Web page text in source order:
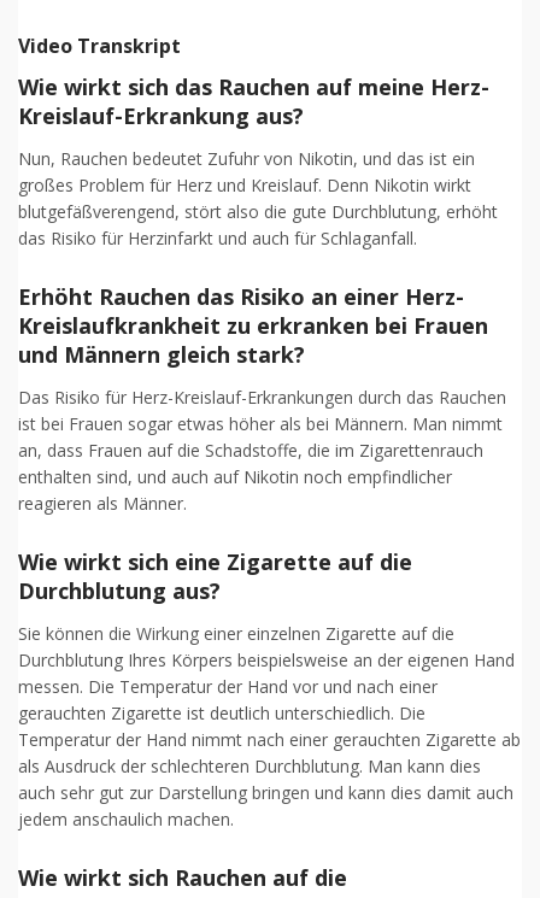
Video Transkript
Wie wirkt sich das Rauchen auf meine Herz-
Kreislauf-Erkrankung aus?
Nun, Rauchen bedeutet Zufuhr von Nikotin, und das ist ein
großes Problem für Herz und Kreislauf. Denn Nikotin wirkt
blutgefäßverengend, stört also die gute Durchblutung, erhöht
das Risiko für Herzinfarkt und auch für Schlaganfall.
Erhöht Rauchen das Risiko an einer Herz-
Kreislaufkrankheit zu erkranken bei Frauen
und Männern gleich stark?
Das Risiko für Herz-Kreislauf-Erkrankungen durch das Rauchen
ist bei Frauen sogar etwas höher als bei Männern. Man nimmt
an, dass Frauen auf die Schadstoffe, die im Zigarettenrauch
enthalten sind, und auch auf Nikotin noch empfindlicher
reagieren als Männer.
Wie wirkt sich eine Zigarette auf die
Durchblutung aus?
Sie können die Wirkung einer einzelnen Zigarette auf die
Durchblutung Ihres Körpers beispielsweise an der eigenen Hand
messen. Die Temperatur der Hand vor und nach einer
gerauchten Zigarette ist deutlich unterschiedlich. Die
Temperatur der Hand nimmt nach einer gerauchten Zigarette ab
als Ausdruck der schlechteren Durchblutung. Man kann dies
auch sehr gut zur Darstellung bringen und kann dies damit auch
jedem anschaulich machen.
Wie wirkt sich Rauchen auf die